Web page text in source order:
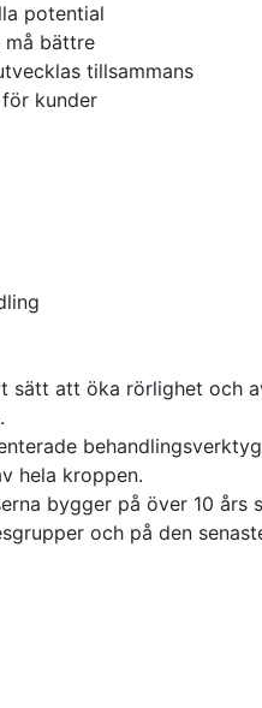
potential
bättre
tillsammans
kunder
sätt att öka rörlighet och
hela kroppen.
bygger på över 10 års
och på den